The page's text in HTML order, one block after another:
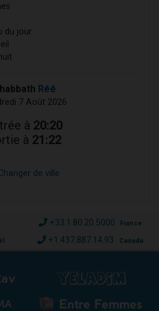
du jour
Réé
7 Août 2026
à 20:20
à 21:22
de ville
+33.1.80.20.5000 France
+1.437.887.14.93 Canada